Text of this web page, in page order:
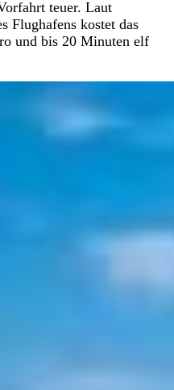
teuer. Laut
Flughafens kostet das
und bis 20 Minuten elf